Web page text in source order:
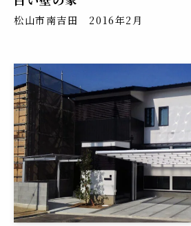
松山市南吉田 2016年2月